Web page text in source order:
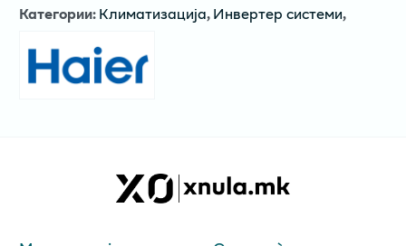
Категории:Климатизација,Инвертер системи,